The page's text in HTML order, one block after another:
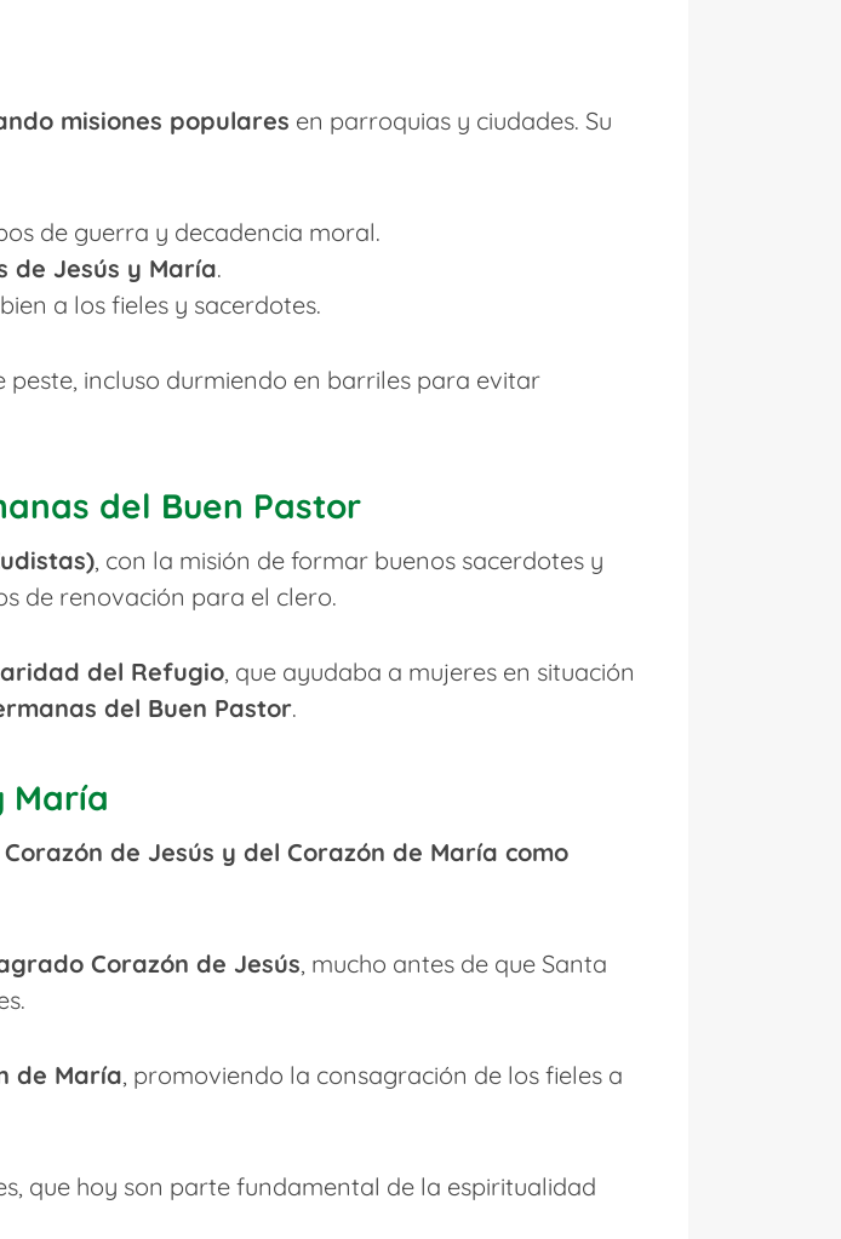
misiones populares en parroquias y ciudades. Su
de guerra y decadencia moral.
de Jesús y María.
a los fieles y sacerdotes.
incluso durmiendo en barriles para evitar
del Buen Pastor
, con la misión de formar buenos sacerdotes y
de renovación para el clero.
del Refugio, que ayudaba a mujeres en situación
del Buen Pastor.
María
Corazón de Jesús y del Corazón de María como
Corazón de Jesús, mucho antes de que Santa
de María, promoviendo la consagración de los fieles a
que hoy son parte fundamental de la espiritualidad